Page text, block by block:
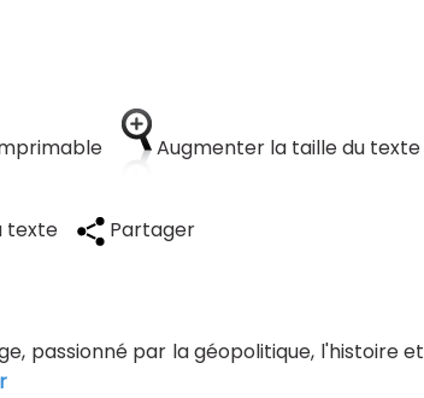
Augmenter la taille du texte
texte Partager
passionné par la géopolitique, l'histoire et